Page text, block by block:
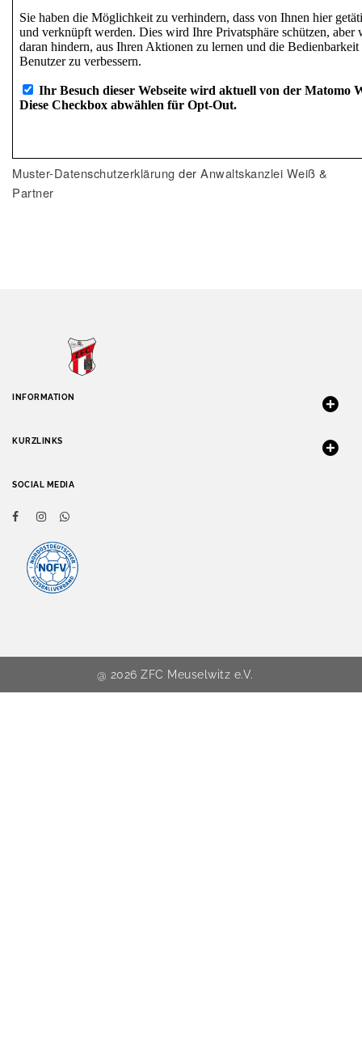
Muster-Datenschutzerklärung der Anwaltskanzlei Weiß &
Partner
INFORMATION
KURZLINKS
SOCIAL MEDIA
@ 2026 ZFC Meuselwitz e.V.